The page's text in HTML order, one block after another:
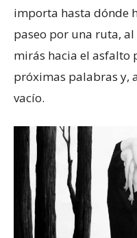
importa hasta dónde
paseo por una ruta,
mirás hacia el asfalto
próximas palabras y,
vacío.